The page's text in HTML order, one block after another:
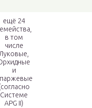
ещё 24
в том
числе
Луковые,
и
Системе
APG II)